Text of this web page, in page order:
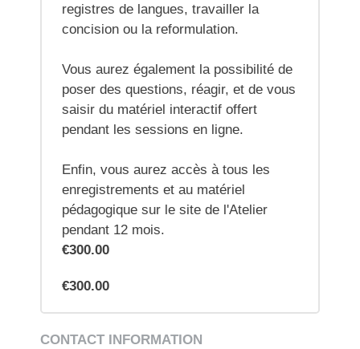
registres de langues, travailler la
concision ou la reformulation.
Vous aurez également la possibilité de
poser des questions, réagir, et de vous
saisir du matériel interactif offert
pendant les sessions en ligne.
Enfin, vous aurez accès à tous les
enregistrements et au matériel
pédagogique sur le site de l'Atelier
pendant 12 mois.
€300.00
€300.00
CONTACT INFORMATION